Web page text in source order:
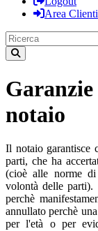
Area Clienti
notaio
Il notaio garantisce
parti, che ha
(cioè alle norme di
volontà delle parti).
perchè
annullato perchè
per l'età o per